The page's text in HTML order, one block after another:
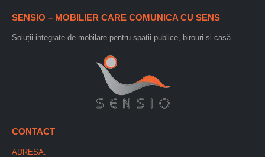
SENSIO – MOBILIER CARE COMUNICA CU SENS
Soluții integrate de mobilare pentru spatii publice, birouri și casă.
CONTACT
ADRESA: